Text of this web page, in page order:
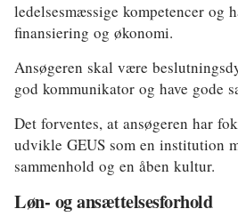
ledelsesmæssige kompetencer og
finansiering og økonomi.
Ansøgeren skal være
god kommunikator og have gode
Det forventes, at ansøgeren har
udvikle GEUS som en institution
sammenhold og en åben kultur.
Løn- og ansættelsesforhold